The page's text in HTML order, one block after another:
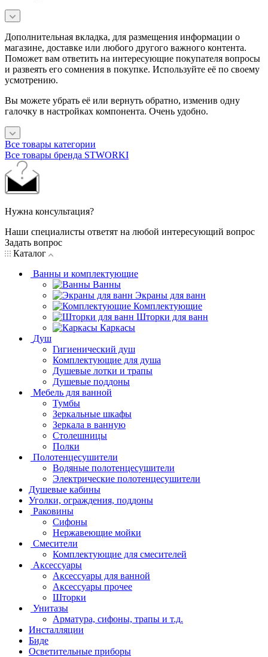
Дополнительная вкладка, для размещения информации о
магазине, доставке или любого другого важного контента.
Поможет вам ответить на интересующие покупателя вопросы
и развеять его сомнения в покупке. Используйте её по своему
усмотрению.
Вы можете убрать её или вернуть обратно, изменив одну
галочку в настройках компонента. Очень удобно.
Все товары категории
Все товары бренда STWORKI
Нужна консультация?
Наши специалисты ответят на любой интересующий вопрос
Задать вопрос
Каталог
Ванны и комплектующие
Ванны
Экраны для ванн
Комплектующие
Шторки для ванн
Каркасы
Душ
Гигиенический душ
Комплектующие для душа
Душевые лотки и трапы
Душевые поддоны
Мебель для ванной
Тумбы
Зеркальные шкафы
Зеркала в ванную
Столешницы
Полки
Полотенцесушители
Водяные полотенцесушители
Электрические полотенцесушители
Душевые кабины
Уголки, ограждения, поддоны
Раковины
Сифоны
Нержавеющие мойки
Смесители
Комплектующие для смесителей
Аксессуары
Аксессуары для ванной
Аксессуары прочее
Шторки
Унитазы
Арматура, сифоны, трапы и т.д.
Инсталляции
Биде
Осветительные приборы